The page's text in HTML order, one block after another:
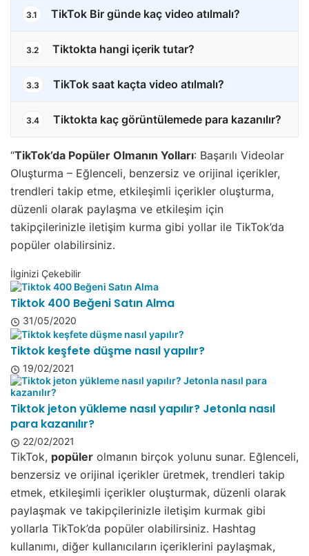
3.1 TikTok Bir günde kaç video atılmalı?
3.2 Tiktokta hangi içerik tutar?
3.3 TikTok saat kaçta video atılmalı?
3.4 Tiktokta kaç görüntülemede para kazanılır?
“TikTok’da Popüler Olmanın Yolları: Başarılı Videolar
Oluşturma – Eğlenceli, benzersiz ve orijinal içerikler,
trendleri takip etme, etkileşimli içerikler oluşturma,
düzenli olarak paylaşma ve etkileşim için
takipçilerinizle iletişim kurma gibi yollar ile TikTok’da
popüler olabilirsiniz.
İlginizi Çekebilir
Tiktok 400 Beğeni Satın Alma
31/05/2020
Tiktok keşfete düşme nasıl yapılır?
19/02/2021
Tiktok jeton yükleme nasıl yapılır? Jetonla nasıl
para kazanılır?
22/02/2021
TikTok, popüler olmanın birçok yolunu sunar. Eğlenceli,
benzersiz ve orijinal içerikler üretmek, trendleri takip
etmek, etkileşimli içerikler oluşturmak, düzenli olarak
paylaşmak ve takipçilerinizle iletişim kurmak gibi
yollarla TikTok’da popüler olabilirsiniz. Hashtag
kullanımı, diğer kullanıcıların içeriklerini paylaşmak,